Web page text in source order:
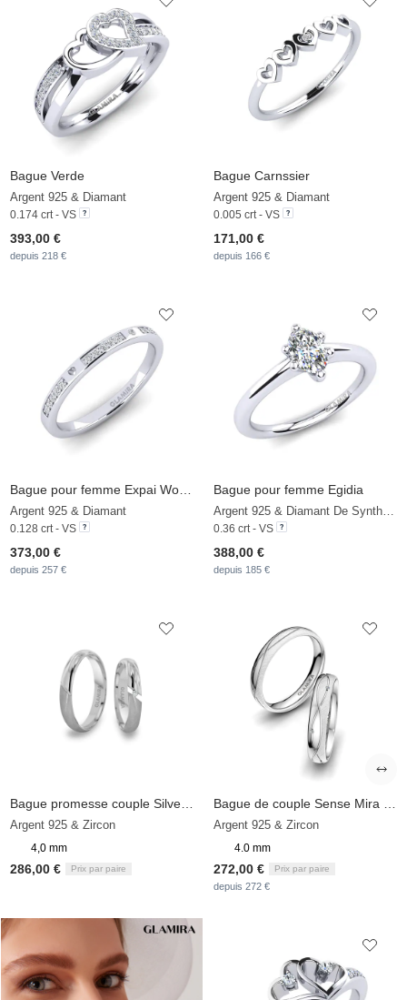
Bague Verde
Argent 925 & Diamant
0.174 crt - VS
393,00 €
depuis 218 €
Bague Carnssier
Argent 925 & Diamant
0.005 crt - VS
171,00 €
depuis 166 €
Argent 925 & Diamant
0.128 crt - VS
373,00 €
depuis 257 €
Bague pour femme Egidia
Argent 925 & Diamant De Synthèse
0.36 crt - VS
388,00 €
depuis 185 €
Argent 925 & Zircon
4,0 mm
286,00 € Prix par paire
Argent 925 & Zircon
4.0 mm
272,00 € Prix par paire
depuis 272 €